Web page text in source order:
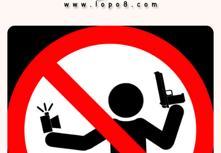
樂PO網
分享你的樂事，樂PO吧~